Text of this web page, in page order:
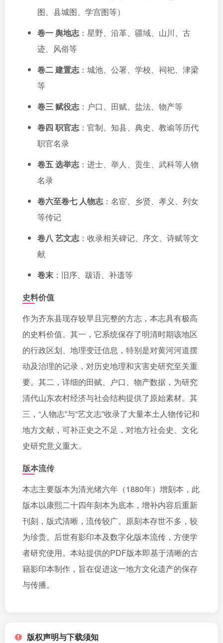
图、县城图、学宫图等）
卷一 舆地志：星野、沿革、疆域、山川、古
迹、风俗等
卷二 建置志：城池、公署、学校、祠祀、津梁
等
卷三 赋役志：户口、田赋、盐法、物产等
卷四 职官志：官制、知县、典史、教谕等历代
职官名录
卷五 选举志：进士、举人、贡生、武科等人物
名录
卷六至卷七 人物志：名宦、乡贤、孝义、列女
等传记
卷八 艺文志：收录相关碑记、序文、诗赋等文
献
卷末 ：旧序、跋语、补遗等
史料价值
作为齐东县现存较早且完整的方志，本志具有极高
的史料价值。其一，它系统保存了明清时期该地区
的行政区划、地理变迁信息，特别是对黄河河道摆
动及治理的记录，对历史地理和灾害史研究至关重
要。其二，详细的田赋、户口、物产数据，为研究
清代山东农村经济与社会结构提供了原始素材。其
三，“人物志”与“艺文志”收录了大量本土人物传记和
地方文献，可补正史之不足，对地方社会史、文化
史研究意义重大。
版本流传
本志主要版本为清光绪六年（1880年）增刻本，此
版本以康熙二十四年刻本为底本，增补内容后重新
刊刻，版式清晰，流传较广。原刻本存世不多，较
为珍贵。后世有影印本及数字化版本流传，方便学
者研究使用。本站提供的PDF版本即基于清晰的古
籍影印本制作，旨在促进这一地方文化遗产的保存
与传播。
版权声明与下载须知